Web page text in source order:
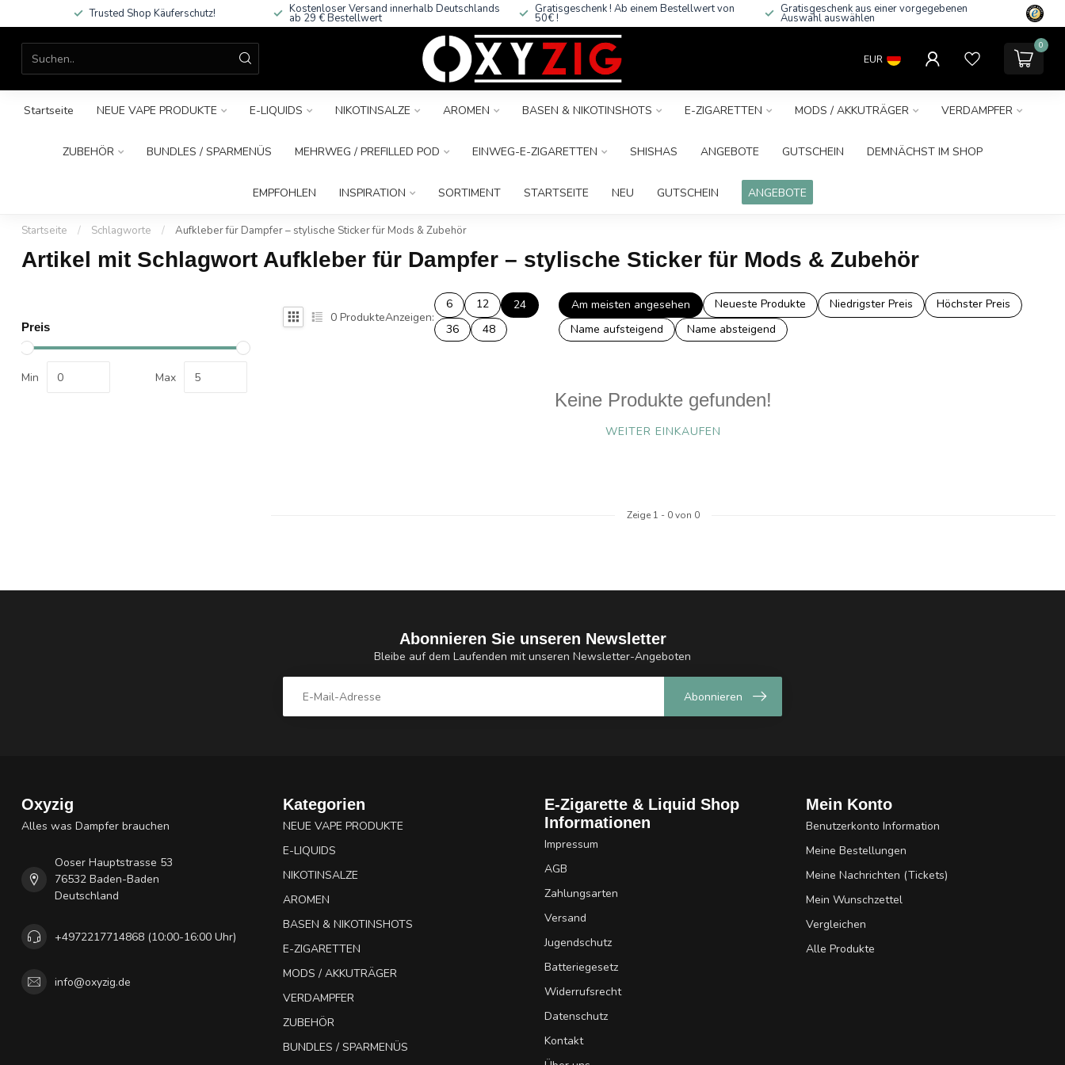
Trusted Shop Käuferschutz! Kostenloser Versand innerhalb Deutschlands
ab 29 € Bestellwert
Gratisgeschenk ! Ab einem Bestellwert von
50€ !
Gratisgeschenk aus einer vorgegebenen
Auswahl auswählen
EUR
0
Startseite NEUE VAPE PRODUKTE E-LIQUIDS NIKOTINSALZE AROMEN BASEN & NIKOTINSHOTS E-ZIGARETTEN MODS / AKKUTRÄGER VERDAMPFER
ZUBEHÖR BUNDLES / SPARMENÜS MEHRWEG / PREFILLED POD EINWEG-E-ZIGARETTEN SHISHAS ANGEBOTE GUTSCHEIN DEMNÄCHST IM SHOP
EMPFOHLEN INSPIRATION SORTIMENT STARTSEITE NEU GUTSCHEIN ANGEBOTE
Startseite / Schlagworte / Aufkleber für Dampfer – stylische Sticker für Mods & Zubehör
Artikel mit Schlagwort Aufkleber für Dampfer – stylische Sticker für Mods & Zubehör
Preis
Min Max
0 ProdukteAnzeigen:
6 12
24
36
48
Am meisten angesehen Neueste Produkte Niedrigster Preis
Höchster Preis
Name aufsteigend
Name absteigend
Keine Produkte gefunden!
WEITER EINKAUFEN
Zeige 1 - 0von 0
Abonnieren Sie unseren Newsletter
Bleibe auf dem Laufenden mit unseren Newsletter-Angeboten
Abonnieren
Oxyzig
Alles was Dampfer brauchen
Ooser Hauptstrasse 53
76532 Baden-Baden
Deutschland
+4972217714868 (10:00-16:00 Uhr)
info@oxyzig.de
Kategorien
NEUE VAPE PRODUKTE
E-LIQUIDS
NIKOTINSALZE
AROMEN
BASEN & NIKOTINSHOTS
E-ZIGARETTEN
MODS / AKKUTRÄGER
VERDAMPFER
ZUBEHÖR
BUNDLES / SPARMENÜS
E-Zigarette & Liquid Shop
Informationen
Impressum
AGB
Zahlungsarten
Versand
Jugendschutz
Batteriegesetz
Widerrufsrecht
Datenschutz
Kontakt
Mein Konto
Benutzerkonto Information
Meine Bestellungen
Meine Nachrichten (Tickets)
Mein Wunschzettel
Vergleichen
Alle Produkte